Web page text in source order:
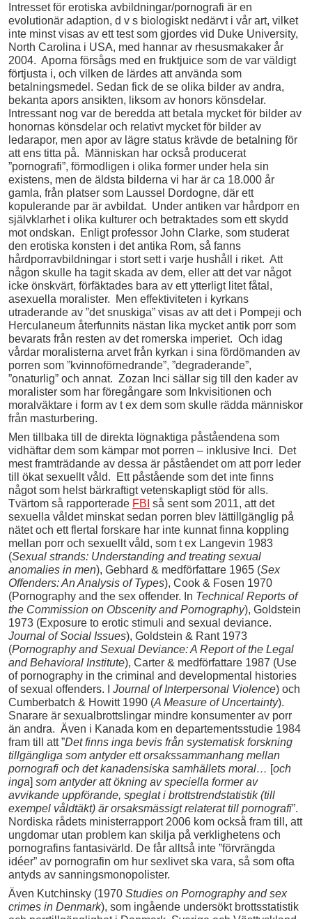
Intresset för erotiska avbildningar/pornografi är en
evolutionär adaption, d v s biologiskt nedärvt i vår art, vilket
inte minst visas av ett test som gjordes vid Duke University,
North Carolina i USA, med hannar av rhesusmakaker år
2004. Aporna försågs med en fruktjuice som de var väldigt
förtjusta i, och vilken de lärdes att använda som
betalningsmedel. Sedan fick de se olika bilder av andra,
bekanta apors ansikten, liksom av honors könsdelar.
Intressant nog var de beredda att betala mycket för bilder av
honornas könsdelar och relativt mycket för bilder av
ledarapor, men apor av lägre status krävde de betalning för
att ens titta på. Människan har också producerat
”pornografi”, förmodligen i olika former under hela sin
existens, men de äldsta bilderna vi har är ca 18.000 år
gamla, från platser som Laussel Dordogne, där ett
kopulerande par är avbildat. Under antiken var hårdporr en
självklarhet i olika kulturer och betraktades som ett skydd
mot ondskan. Enligt professor John Clarke, som studerat
den erotiska konsten i det antika Rom, så fanns
hårdporravbildningar i stort sett i varje hushåll i riket. Att
någon skulle ha tagit skada av dem, eller att det var något
icke önskvärt, förfäktades bara av ett ytterligt litet fåtal,
asexuella moralister. Men effektiviteten i kyrkans
utraderande av ”det snuskiga” visas av att det i Pompeji och
Herculaneum återfunnits nästan lika mycket antik porr som
bevarats från resten av det romerska imperiet. Och idag
vårdar moralisterna arvet från kyrkan i sina fördömanden av
porren som ”kvinnoförnedrande”, ”degraderande”,
”onaturlig” och annat. Zozan Inci sällar sig till den kader av
moralister som har föregångare som Inkvisitionen och
moralväktare i form av t ex dem som skulle rädda människor
från masturbering.
Men tillbaka till de direkta lögnaktiga påståendena som
vidhäftar dem som kämpar mot porren – inklusive Inci. Det
mest framträdande av dessa är påståendet om att porr leder
till ökat sexuellt våld. Ett påstående som det inte finns
något som helst bärkraftigt vetenskapligt stöd för alls.
Tvärtom så rapporterade FBI så sent som 2011, att det
sexuella våldet minskat sedan porren blev lättillgänglig på
nätet och ett flertal forskare har inte kunnat finna koppling
mellan porr och sexuellt våld, som t ex Langevin 1983
(Sexual strands: Understanding and treating sexual
anomalies in men), Gebhard & medförfattare 1965 (Sex
Offenders: An Analysis of Types), Cook & Fosen 1970
(Pornography and the sex offender. In Technical Reports of
the Commission on Obscenity and Pornography), Goldstein
1973 (Exposure to erotic stimuli and sexual deviance.
Journal of Social Issues), Goldstein & Rant 1973
(Pornography and Sexual Deviance: A Report of the Legal
and Behavioral Institute), Carter & medförfattare 1987 (Use
of pornography in the criminal and developmental histories
of sexual offenders. I
Journal of Interpersonal Violence) och
Cumberbatch & Howitt 1990 (A Measure of Uncertainty).
Snarare är sexualbrottslingar mindre konsumenter av porr
än andra. Även i Kanada kom en departementsstudie 1984
fram till att ”Det finns inga bevis från systematisk forskning
tillgängliga som antyder ett orsakssammanhang mellan
pornografi och det kanadensiska samhällets moral… [och
inga] som antyder att ökning av speciella former av
avvikande uppförande, speglat i brottstrendstatistik (till
exempel våldtäkt) är orsaksmässigt relaterat till pornografi”.
Nordiska rådets ministerrapport 2006 kom också fram till, att
ungdomar utan problem kan skilja på verklighetens och
pornografins fantasivärld. De får alltså inte ”förvrängda
idéer” av pornografin om hur sexlivet ska vara, så som ofta
antyds av sanningsmonopolister.
Även Kutchinsky (1970 Studies on Pornography and sex
crimes in Denmark), som ingående undersökt brottsstatistik